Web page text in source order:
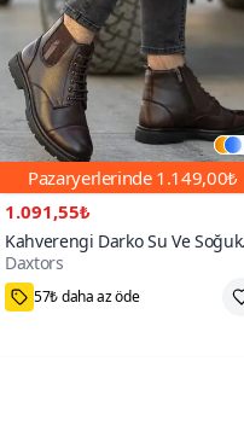
Pazaryerlerinde 1.149,00₺
1.091,55₺
Kahverengi Darko Su Ve Soğuk
Geçirmez İçi Kürklü Bot
Daxtors
100+
57₺ daha az öde